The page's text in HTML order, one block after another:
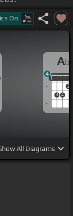
vida, mi alma
usando[Db]
pecho pero
On
Ab
1
3 4
2
1
4
All Diagrams